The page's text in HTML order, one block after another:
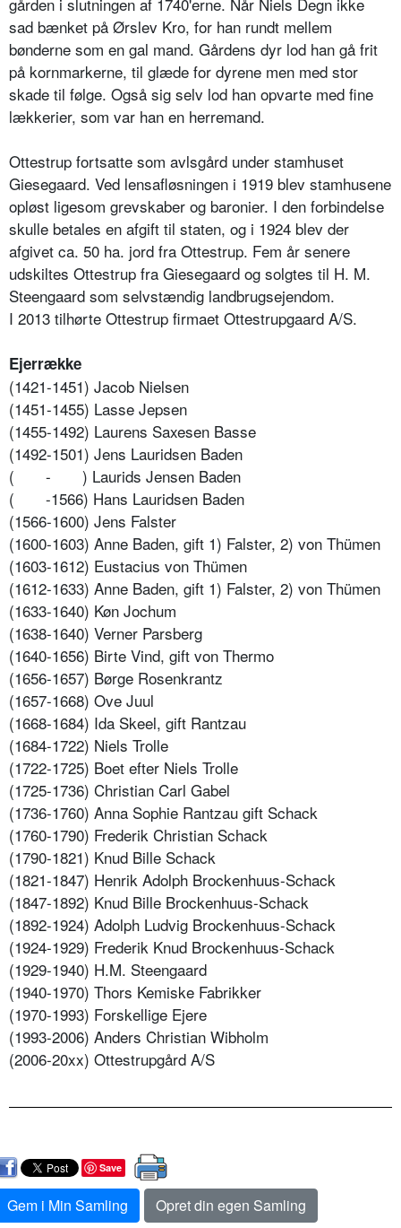
sad bænket på Ørslev Kro, for han rundt mellem
bønderne som en gal mand. Gårdens dyr lod han gå frit
på kornmarkerne, til glæde for dyrene men med stor
skade til følge. Også sig selv lod han opvarte med fine
lækkerier, som var han en herremand.
Ottestrup fortsatte som avlsgård under stamhuset
Giesegaard. Ved lensafløsningen i 1919 blev stamhusene
opløst ligesom grevskaber og baronier. I den forbindelse
skulle betales en afgift til staten, og i 1924 blev der
afgivet ca. 50 ha. jord fra Ottestrup. Fem år senere
udskiltes Ottestrup fra Giesegaard og solgtes til H. M.
Steengaard som selvstændig landbrugsejendom.
I 2013 tilhørte Ottestrup firmaet Ottestrupgaard A/S.
Ejerrække
(1421-1451) Jacob Nielsen
(1451-1455) Lasse Jepsen
(1455-1492) Laurens Saxesen Basse
(1492-1501) Jens Lauridsen Baden
(
-
) Laurids Jensen Baden
(
-1566) Hans Lauridsen Baden
(1566-1600) Jens Falster
(1600-1603) Anne Baden, gift 1) Falster, 2) von Thümen
(1603-1612) Eustacius von Thümen
(1612-1633) Anne Baden, gift 1) Falster, 2) von Thümen
(1633-1640) Køn Jochum
(1638-1640) Verner Parsberg
(1640-1656) Birte Vind, gift von Thermo
(1656-1657) Børge Rosenkrantz
(1657-1668) Ove Juul
(1668-1684) Ida Skeel, gift Rantzau
(1684-1722) Niels Trolle
(1722-1725) Boet efter Niels Trolle
(1725-1736) Christian Carl Gabel
(1736-1760) Anna Sophie Rantzau gift Schack
(1760-1790) Frederik Christian Schack
(1790-1821) Knud Bille Schack
(1821-1847) Henrik Adolph Brockenhuus-Schack
(1847-1892) Knud Bille Brockenhuus-Schack
(1892-1924) Adolph Ludvig Brockenhuus-Schack
(1924-1929) Frederik Knud Brockenhuus-Schack
(1929-1940) H.M. Steengaard
(1940-1970) Thors Kemiske Fabrikker
(1970-1993) Forskellige Ejere
(1993-2006) Anders Christian Wibholm
(2006-20xx) Ottestrupgård A/S
Save
Gem i Min Samling
Opret din egen Samling